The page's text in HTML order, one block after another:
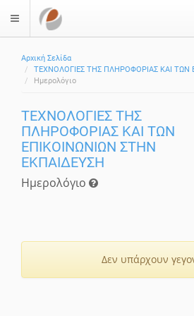
$langMenu
Αρχική Σελίδα
ΤΕΧΝΟΛΟΓΙΕΣ ΤΗΣ ΠΛΗΡΟΦΟΡΙΑΣ ΚΑΙ ΤΩΝ
Ημερολόγιο
ΤΕΧΝΟΛΟΓΙΕΣ ΤΗΣ
ΠΛΗΡΟΦΟΡΙΑΣ ΚΑΙ ΤΩΝ
ΕΠΙΚΟΙΝΩΝΙΩΝ ΣΤΗΝ
ΕΚΠΑΙΔΕΥΣΗ
Ημερολόγιο
Δεν υπάρχουν